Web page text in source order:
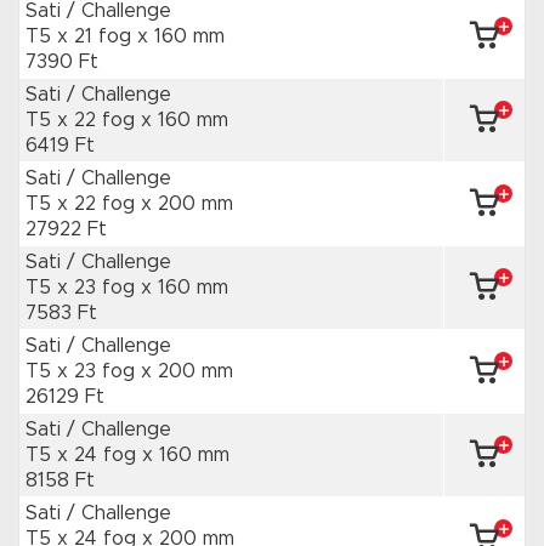
Sati / Challenge
T5 x 21 fog x 160 mm
7390 Ft
Sati / Challenge
T5 x 22 fog x 160 mm
6419 Ft
Sati / Challenge
T5 x 22 fog x 200 mm
27922 Ft
Sati / Challenge
T5 x 23 fog x 160 mm
7583 Ft
Sati / Challenge
T5 x 23 fog x 200 mm
26129 Ft
Sati / Challenge
T5 x 24 fog x 160 mm
8158 Ft
Sati / Challenge
T5 x 24 fog x 200 mm